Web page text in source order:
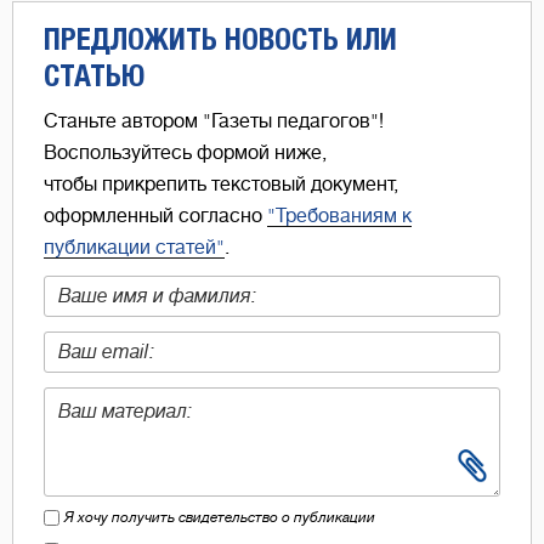
ПРЕДЛОЖИТЬ НОВОСТЬ ИЛИ
СТАТЬЮ
Станьте автором "Газеты педагогов"!
Воспользуйтесь формой ниже,
чтобы прикрепить текстовый документ,
оформленный согласно "Требованиям к
публикации статей"
Я хочу получить свидетельство о публикации